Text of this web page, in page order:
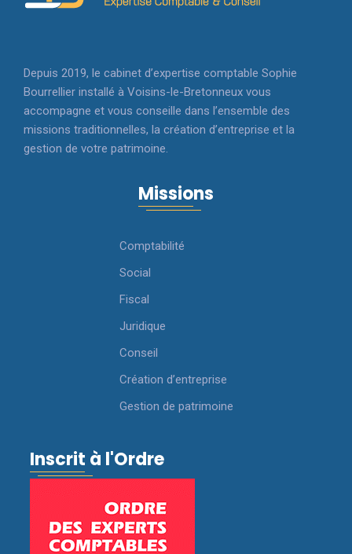
Depuis 2019, le cabinet d’expertise comptable Sophie
Bourrellier installé à Voisins-le-Bretonneux vous
accompagne et vous conseille dans l’ensemble des
missions traditionnelles, la création d’entreprise et la
gestion de votre patrimoine.
Missions
Comptabilité
Social
Fiscal
Juridique
Conseil
Création d’entreprise
Gestion de patrimoine
Inscrit à l'Ordre